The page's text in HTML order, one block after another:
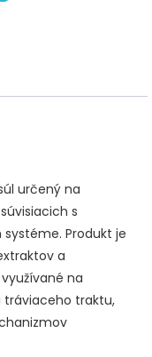
určený na
s
Produkt je
a
na
tráviaceho traktu,